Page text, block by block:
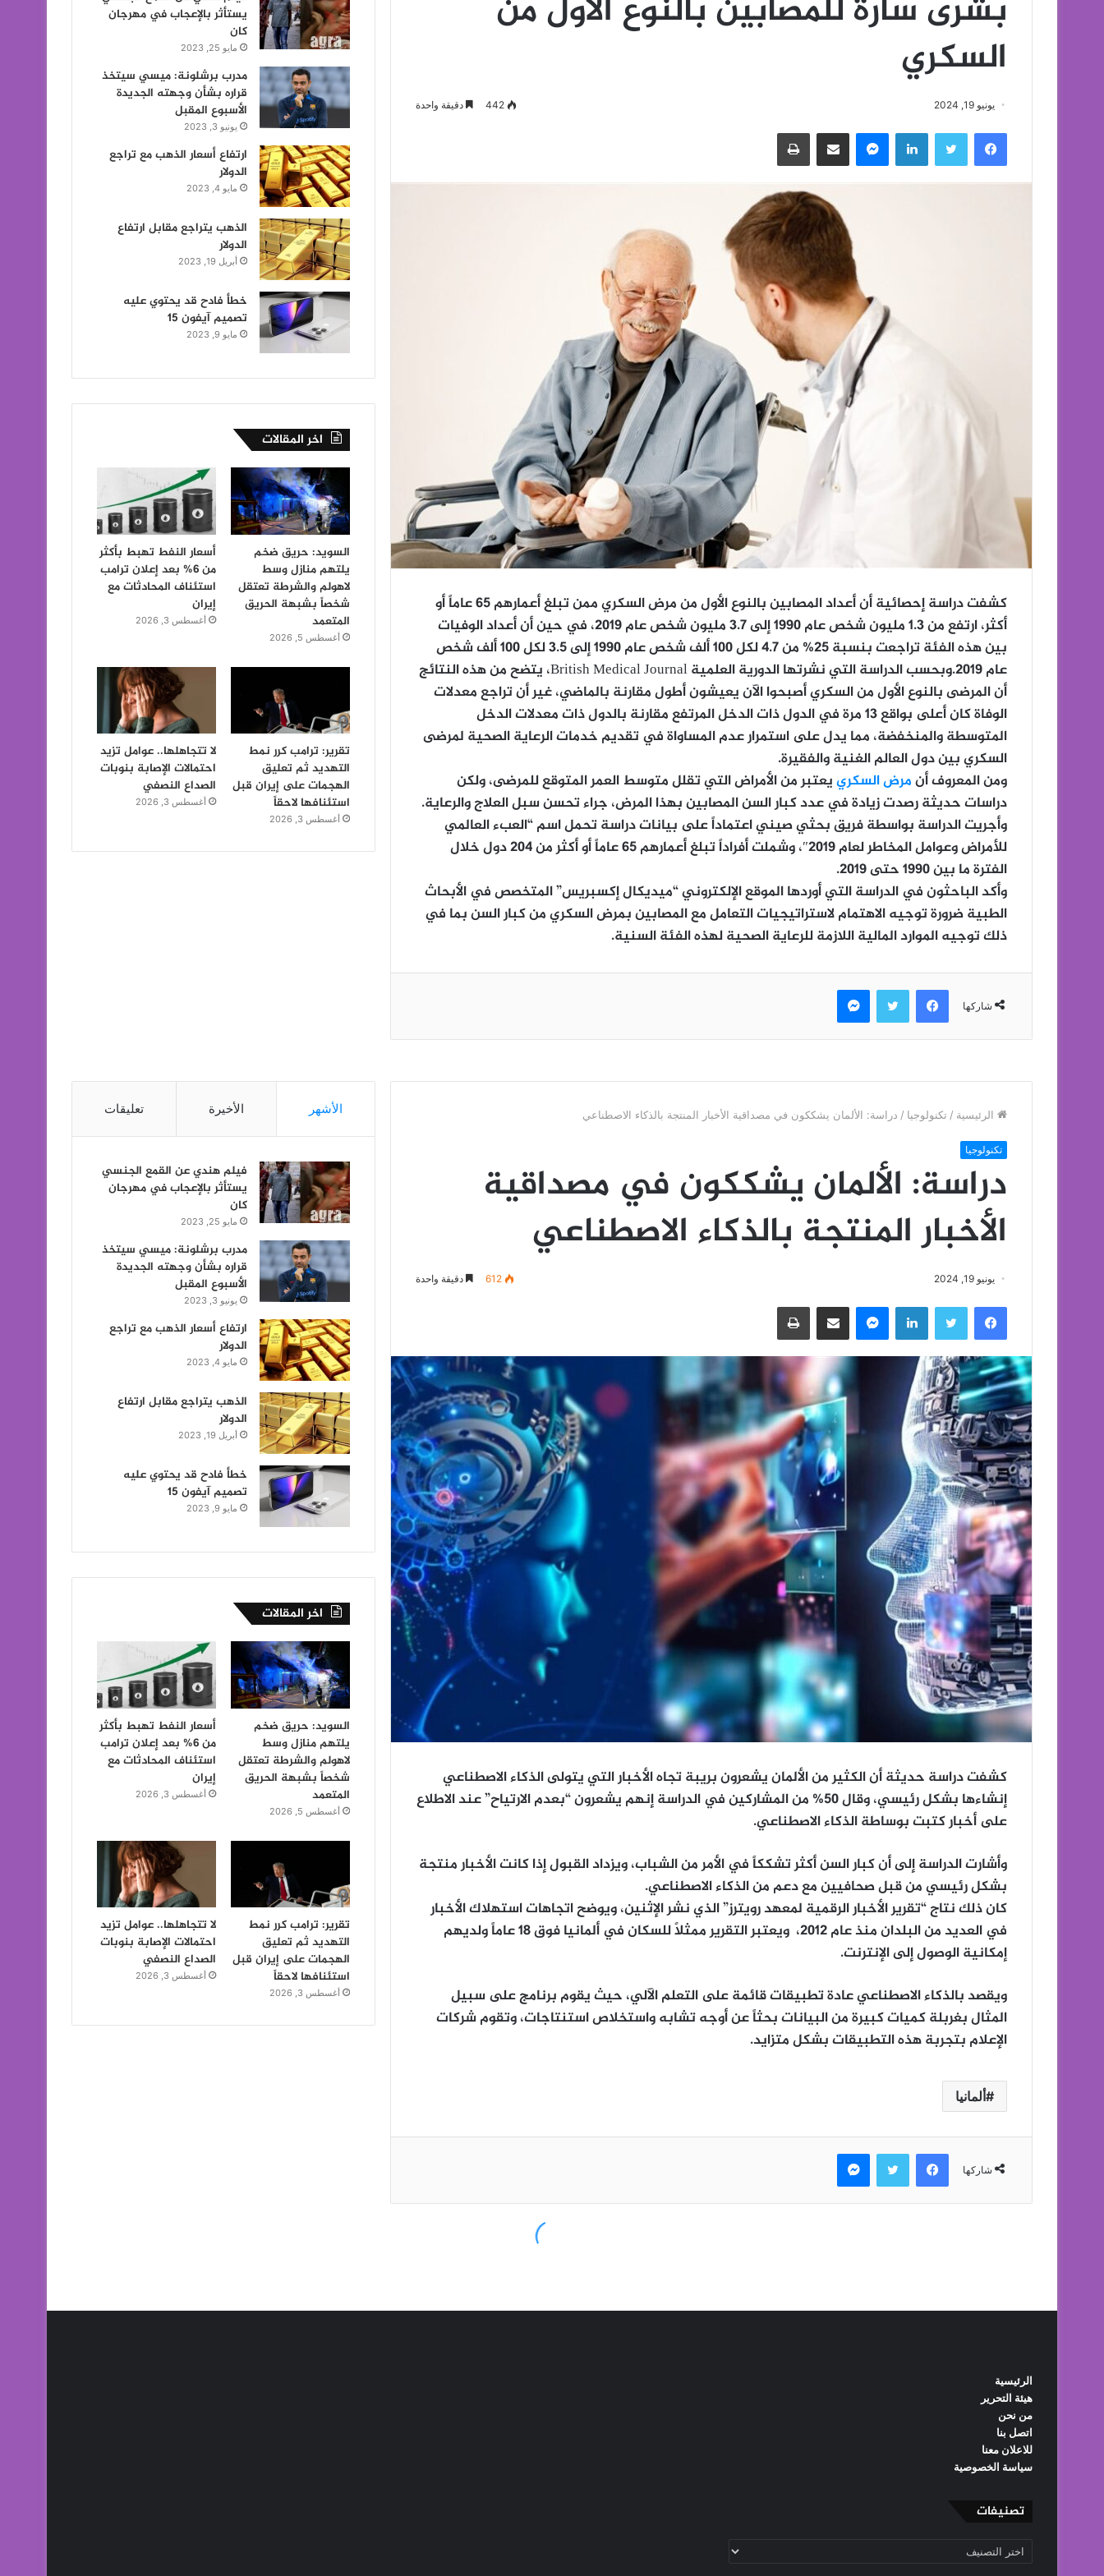
بشرى سارة للمصابين بالنوع الأول من
السكري
يونيو 19, 2024 442 دقيقة واحدة
فيسبوك تويتر لينكدإن ماسنجر مشاركة عبر البريد طباعة
كشفت دراسة إحصائية أن أعداد المصابين بالنوع الأول من مرض السكري ممن تبلغ أعمارهم 65 عاماً أو
أكثر، ارتفع من 1.3 مليون شخص عام 1990 إلى 3.7 مليون شخص عام 2019، في حين أن أعداد الوفيات
بين هذه الفئة تراجعت بنسبة 25% من 4.7 لكل 100 ألف شخص عام 1990 إلى 3.5 لكل 100 ألف شخص
عام 2019.وبحسب الدراسة التي نشرتها الدورية العلمية British Medical Journal، يتضح من هذه النتائج
أن المرضى بالنوع الأول من السكري أصبحوا الآن يعيشون أطول مقارنة بالماضي، غير أن تراجع معدلات
الوفاة كان أعلى بواقع 13 مرة في الدول ذات الدخل المرتفع مقارنة بالدول ذات معدلات الدخل
المتوسطة والمنخفضة، مما يدل على استمرار عدم المساواة في تقديم خدمات الرعاية الصحية لمرضى
السكري بين دول العالم الغنية والفقيرة.
ومن المعروف أنمرض السكرييعتبر من الأمراض التي تقلل متوسط العمر المتوقع للمرضى، ولكن
دراسات حديثة رصدت زيادة في عدد كبار السن المصابين بهذا المرض، جراء تحسن سبل العلاج والرعاية.
وأجريت الدراسة بواسطة فريق بحثي صيني اعتماداً على بيانات دراسة تحمل اسم “العبء العالمي
للأمراض وعوامل المخاطر لعام 2019″، وشملت أفراداً تبلغ أعمارهم 65 عاماً أو أكثر من 204 دول خلال
الفترة ما بين 1990 حتى 2019.
وأكد الباحثون في الدراسة التي أوردها الموقع الإلكتروني “ميديكال إكسبريس” المتخصص في الأبحاث
الطبية ضرورة توجيه الاهتمام لاستراتيجيات التعامل مع المصابين بمرض السكري من كبار السن بما في
ذلك توجيه الموارد المالية اللازمة للرعاية الصحية لهذه الفئة السنية.
شاركها
فيسبوك تويتر ماسنجر
يستأثر بالإعجاب في مهرجان
كان
مايو 25, 2023
مدرب برشلونة: ميسي سيتخذ
قراره بشأن وجهته الجديدة
الأسبوع المقبل
يونيو 3, 2023
ارتفاع أسعار الذهب مع تراجع
الدولار
مايو 4, 2023
الذهب يتراجع مقابل ارتفاع
الدولار
أبريل 19, 2023
خطأ فادح قد يحتوي عليه
تصميم آيفون 15
مايو 9, 2023
اخر المقالات
السويد: حريق ضخم
يلتهم منازل وسط
لاهولم والشرطة تعتقل
شخصاً بشبهة الحريق
المتعمد
أغسطس 5, 2026
أسعار النفط تهبط بأكثر
من 6% بعد إعلان ترامب
استئناف المحادثات مع
إيران
أغسطس 3, 2026
تقرير: ترامب كرر نمط
التهديد ثم تعليق
الهجمات على إيران قبل
استئنافها لاحقاً
أغسطس 3, 2026
لا تتجاهلها.. عوامل تزيد
احتمالات الإصابة بنوبات
الصداع النصفي
أغسطس 3, 2026
الرئيسية
هيئة التحرير
من نحن
اتصل بنا
للاعلان معنا
سياسة الخصوصية
تصنيفات
تصنيفات